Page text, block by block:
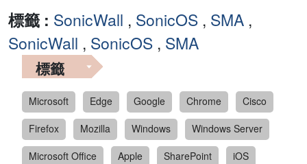
標籤 : SonicWall , SonicOS , SMA ,
SonicWall , SonicOS , SMA
標籤
Microsoft Edge Google Chrome
Cisco
Firefox
Mozilla Windows
Windows Server
Microsoft Office
Apple SharePoint
iOS